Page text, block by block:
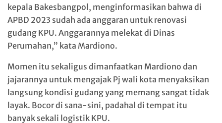
kepala Bakesbangpol, menginformasikan bahwa di
APBD 2023 sudah ada anggaran untuk renovasi
gudang KPU. Anggarannya melekat di Dinas
Perumahan,” kata Mardiono.
Momen itu sekaligus dimanfaatkan Mardiono dan
jajarannya untuk mengajak Pj wali kota menyaksikan
langsung kondisi gudang yang memang sangat tidak
layak. Bocor di sana-sini, padahal di tempat itu
banyak sekali logistik KPU.